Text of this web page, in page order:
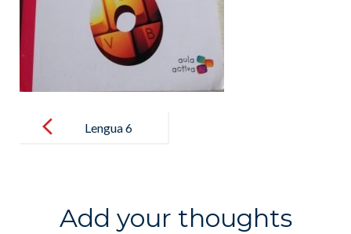
navigation
Lengua 6
Add your thoughts